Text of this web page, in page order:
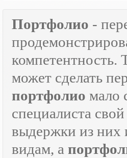
Портфолио -
может сделать
портфолио мало
специалиста
выдержки из них
видам, а